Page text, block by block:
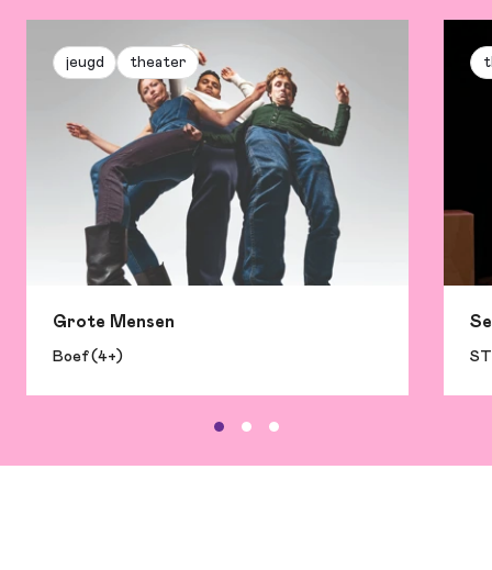
jeugd theater
Grote Mensen
Boef (4+)